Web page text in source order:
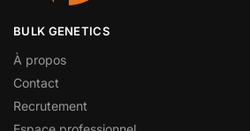
BULK GENETICS
À propos
Contact
Recrutement